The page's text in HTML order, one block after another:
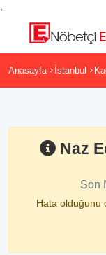
Anasayfa İstanbul
Naz
Son
Hata olduğunu